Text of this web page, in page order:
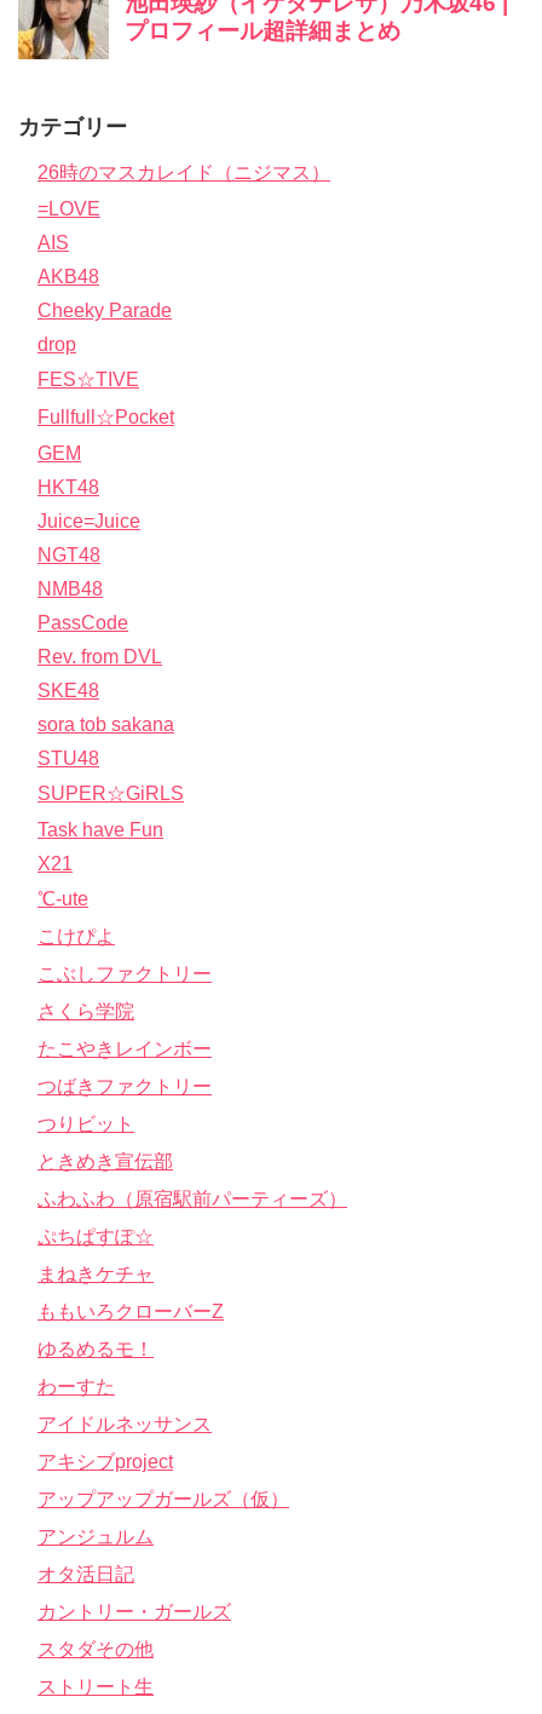
カテゴリー
26時のマスカレイド（ニジマス）
=LOVE
AIS
AKB48
Cheeky Parade
drop
FES☆TIVE
Fullfull☆Pocket
GEM
HKT48
Juice=Juice
NGT48
NMB48
PassCode
Rev. from DVL
SKE48
sora tob sakana
STU48
SUPER☆GiRLS
Task have Fun
X21
℃-ute
こけぴよ
こぶしファクトリー
さくら学院
たこやきレインボー
つばきファクトリー
つりビット
ときめき宣伝部
ふわふわ（原宿駅前パーティーズ）
ぷちぱすぽ☆
まねきケチャ
ももいろクローバーZ
ゆるめるモ！
わーすた
アイドルネッサンス
アキシブproject
アップアップガールズ（仮）
アンジュルム
オタ活日記
カントリー・ガールズ
スタダその他
ストリート生